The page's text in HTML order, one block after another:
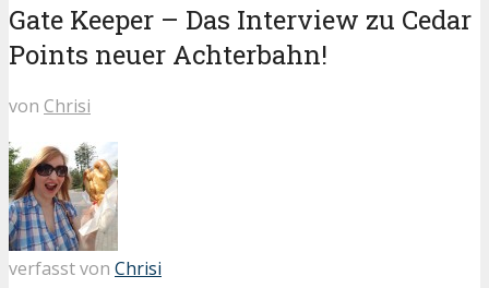
Gate Keeper – Das Interview zu Cedar
Points neuer Achterbahn!
von Chrisi
verfasst von Chrisi